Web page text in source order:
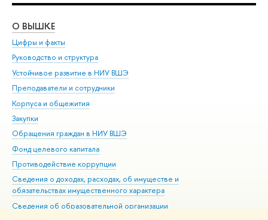
О ВЫШКЕ
Цифры и факты
Руководство и структура
Устойчивое развитие в НИУ ВШЭ
Преподаватели и сотрудники
Корпуса и общежития
Закупки
Обращения граждан в НИУ ВШЭ
Фонд целевого капитала
Противодействие коррупции
Сведения о доходах, расходах, об имуществе и
обязательствах имущественного характера
Сведения об образовательной организации